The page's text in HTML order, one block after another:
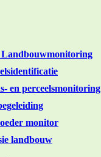
en perceelsmonitoring
monitor
landbouw